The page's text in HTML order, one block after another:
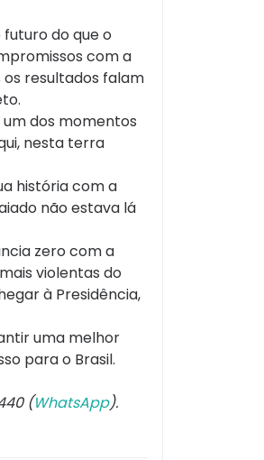
do que o
com a
os resultados falam
um dos momentos
nesta terra
história com a
não estava lá
zero com a
violentas do
à Presidência,
uma melhor
para o Brasil.
(WhatsApp).